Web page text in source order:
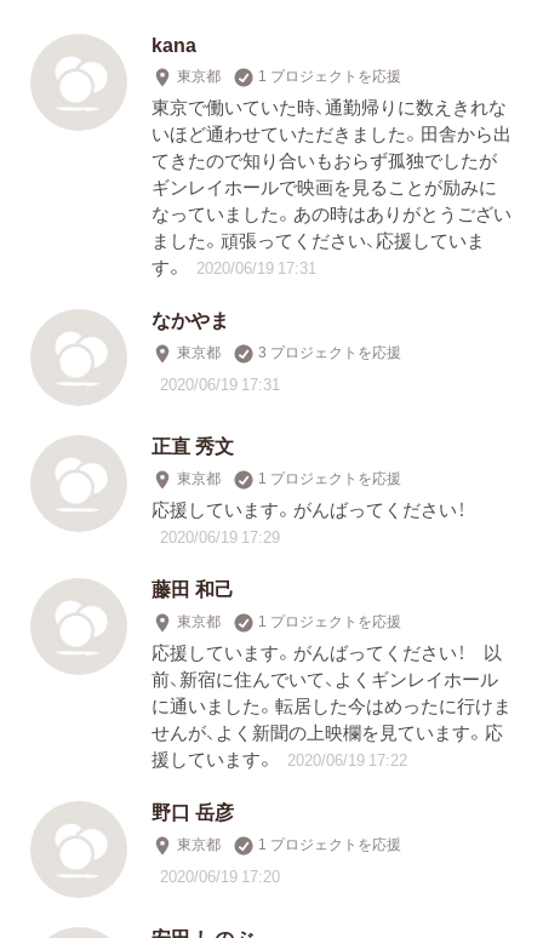
kana
東京都 1 プロジェクトを応援
東京で働いていた時、通勤帰りに数えきれな
いほど通わせていただきました。田舎から出
てきたので知り合いもおらず孤独でしたが
ギンレイホールで映画を見ることが励みに
なっていました。あの時はありがとうござい
ました。頑張ってください、応援していま
す。
2020/06/19 17:31
なかやま
東京都 3 プロジェクトを応援
2020/06/19 17:31
正直 秀文
東京都 1 プロジェクトを応援
応援しています。がんばってください！
2020/06/19 17:29
藤田 和己
東京都 1 プロジェクトを応援
応援しています。がんばってください！ 以
前、新宿に住んでいて、よくギンレイホール
に通いました。転居した今はめったに行けま
せんが、よく新聞の上映欄を見ています。応
援しています。
2020/06/19 17:22
野口 岳彦
東京都 1 プロジェクトを応援
2020/06/19 17:20